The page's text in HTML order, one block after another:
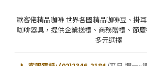
歐客佬精品咖啡 世界各國精品咖啡豆、掛
咖啡器具，提供企業送禮、商務贈禮、節
多元選擇